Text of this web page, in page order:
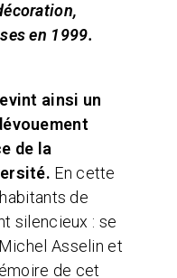
en 1999.
ainsi un
de la
En cette
de
silencieux : se
Asselin et
de cet